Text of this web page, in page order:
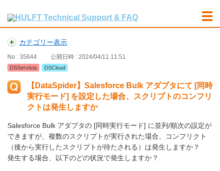
カテゴリー表示
No : 35644 公開日時 : 2024/04/11 11:51
DSServista DSCloud
【DataSpider】Salesforce Bulk アダプタにて [同時
実行モード] を設定した場合、スクリプトのコンフリ
クトは発生しますか
Salesforce Bulk アダプタの [同時実行モード] に並列/順次の設定が
できますが、複数のスクリプトが実行された場合、コンフリクト
（後から実行したスクリプトが待たされる）は発生しますか？
発生する場合、以下のどの状況で発生しますか？